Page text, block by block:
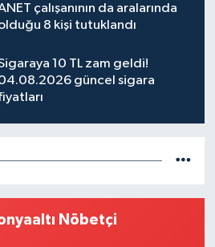
çalışanının da aralarında
8 kişi tutuklandı
10 TL zam geldi!
güncel sigara
Nöbetçi